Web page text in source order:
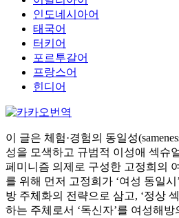
인도네시아어
태국어
터키어
포르투갈어
프랑스어
힌디어
이 글은 체험·경험의 동일성
성을 모색하고 규범적 이성애 섹슈
페미니즘 의제로 구성한 고정희의
를 위해 먼저 고정희가 ‘여성 동일시
방 주체화의 전략으로 삼고, ‘정상
하는 주체로서 ‘독신자’를 여성해